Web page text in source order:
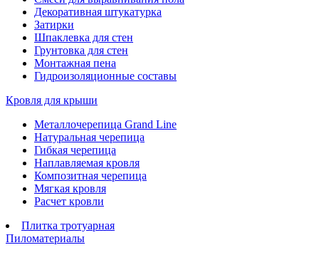
Декоративная штукатурка
Затирки
Шпаклевка для стен
Грунтовка для стен
Монтажная пена
Гидроизоляционные составы
Кровля для крыши
Металлочерепица Grand Line
Натуральная черепица
Гибкая черепица
Наплавляемая кровля
Композитная черепица
Мягкая кровля
Расчет кровли
Плитка тротуарная
Пиломатериалы